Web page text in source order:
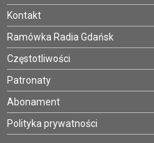
Kontakt
Ramówka Radia Gdańsk
Częstotliwości
Patronaty
Abonament
Polityka prywatności